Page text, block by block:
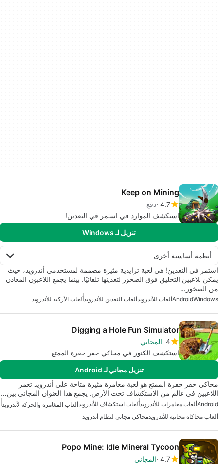
Keep on Mining
4.7 دفع
استكشف الموارد في استمر في التعدين!
تنزيل لـ Windows
أنظمة أساسية أخرى
استمر في التعدين! هي لعبة تزايدية مثيرة مصممة لمستخدمي أندرويد، حيث
يمكن للاعبين التحليق فوق الصخور لتعدينها تلقائيًا. بينما يجمع اللاعبون المعادن
من الصخور…
Windows
Androidألعاب للأندرويدألعاب التعدين للأندرويدألعاب الأركيد للأندرويد
Digging a Hole Fun Simulator
4 المجاني
استكشف الكنوز في محاكي حفر حفرة الممتع
تنزيل مجاني لـ Android
محاكي حفر حفرة الممتع هو لعبة مغامرة مثيرة متاحة على أندرويد تغمر
اللاعبين في عالم من الاستكشاف تحت الأرض. يجمع هذا العنوان المجاني بين…
Androidألعاب مغامرات للأندرويدألعاب استكشاف للأندرويدألعاب المغامرة والحركة لأندرويد
ألعاب محاكاة مجانية للأندرويدمحاكي مجاني لنظام أندرويد
Popo Mine: Idle Mineral Tycoon
4.7 المجاني